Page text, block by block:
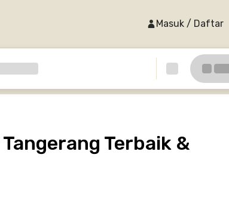
Masuk / Daftar
Terbaik &